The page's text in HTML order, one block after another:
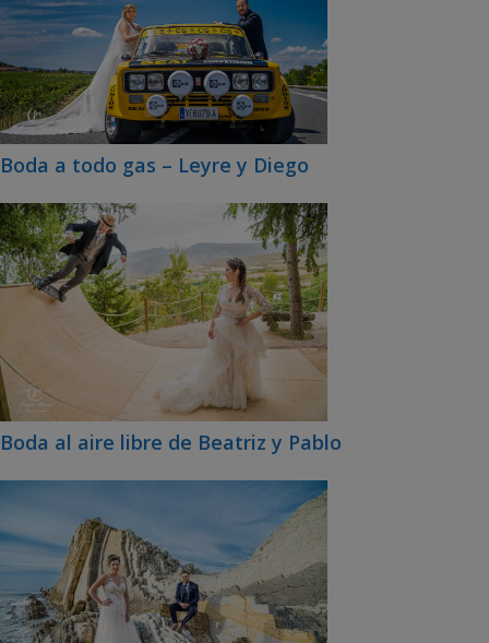
Boda a todo gas – Leyre y Diego
Boda al aire libre de Beatriz y Pablo